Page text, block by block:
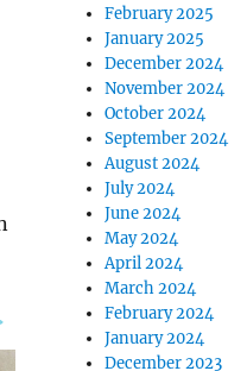
February 2025
January 2025
December 2024
November 2024
October 2024
September 2024
August 2024
July 2024
June 2024
May 2024
April 2024
March 2024
February 2024
January 2024
December 2023